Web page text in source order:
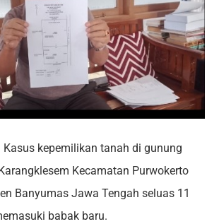
Kasus kepemilikan tanah di gunung
Kecamatan Purwokerto
Banyumas Jawa Tengah seluas 11
babak baru.